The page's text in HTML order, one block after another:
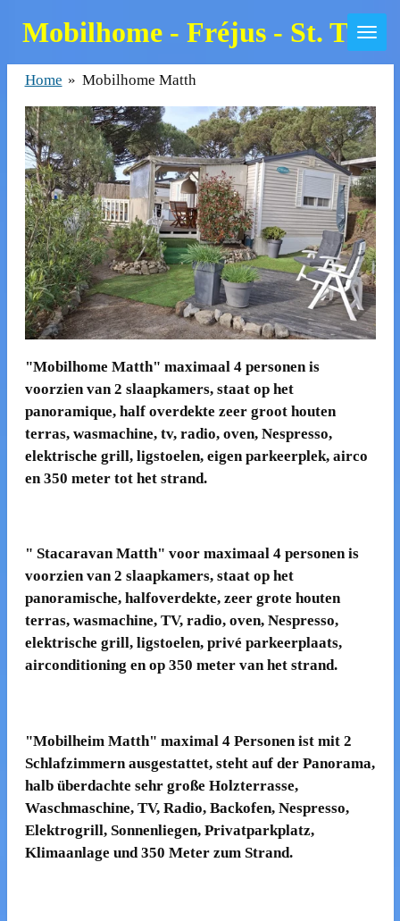
Ga
direct
naar
de
hoofdinhoud
Mobilhome - Fréjus - St.
Home » Mobilhome Matth
"Mobilhome Matth" maximaal 4 personen is
voorzien van 2 slaapkamers, staat op het
panoramique, half overdekte zeer groot houten
terras, wasmachine, tv, radio, oven, Nespresso,
elektrische grill, ligstoelen, eigen parkeerplek, airco
en 350 meter tot het strand.
" StacaravanMatth" voor maximaal 4 personen is
voorzien van 2 slaapkamers, staat op het
panoramische, halfoverdekte, zeer grote houten
terras, wasmachine, TV, radio, oven, Nespresso,
elektrische grill, ligstoelen, privé parkeerplaats,
airconditioning en op 350 meter van het strand.
"Mobilheim Matth" maximal 4 Personen ist mit 2
Schlafzimmern ausgestattet, steht auf der Panorama,
halb überdachte sehr große Holzterrasse,
Waschmaschine, TV, Radio, Backofen, Nespresso,
Elektrogrill, Sonnenliegen, Privatparkplatz,
Klimaanlage und 350 Meter zum Strand.